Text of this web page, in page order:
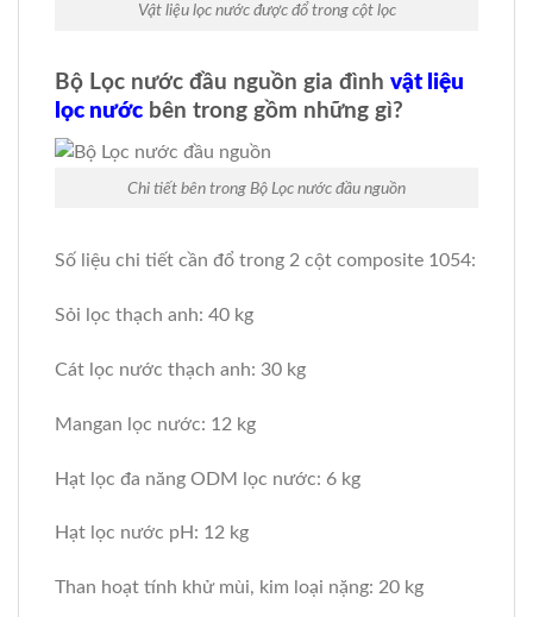
Vật liệu lọc nước được đổ trong cột lọc
Bộ Lọc nước đầu nguồn gia đình vật liệu
lọc nước bên trong gồm những gì?
Chi tiết bên trong Bộ Lọc nước đầu nguồn
Số liệu chi tiết cần đổ trong 2 cột composite 1054:
Sỏi lọc thạch anh: 40 kg
Cát lọc nước thạch anh: 30 kg
Mangan lọc nước: 12 kg
Hạt lọc đa năng ODM lọc nước: 6 kg
Hạt lọc nước pH: 12 kg
Than hoạt tính khử mùi, kim loại nặng: 20 kg